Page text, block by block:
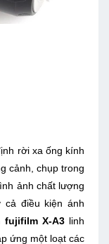
rời xa ống kính
cảnh, chụp trong
ảnh chất lượng
điều kiện ánh
fujifilm X-A3 linh
ứng một loạt các